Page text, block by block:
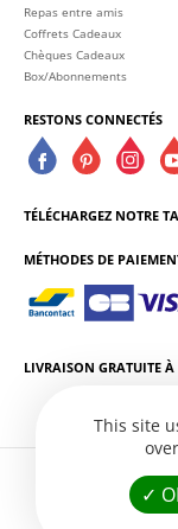
Repas entre amis
Coffrets Cadeaux
Chèques Cadeaux
Box/Abonnements
RESTONS CONNECTÉS
TÉLÉCHARGEZ NOTRE
MÉTHODES DE
LIVRAISON GRATUITE À
L'ABUS D'ALCOOL
Conditions
This site
✓